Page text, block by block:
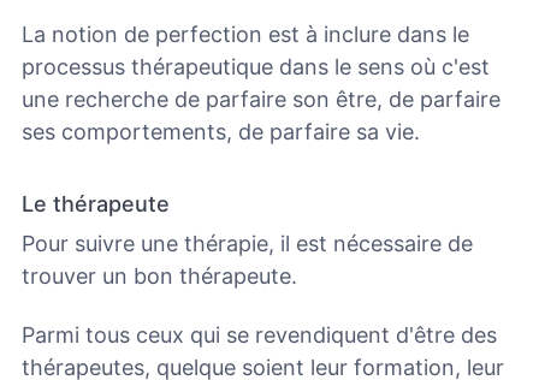
La notion de perfection est à inclure dans le
processus thérapeutique dans le sens où c'est
une recherche de parfaire son être, de parfaire
ses comportements, de parfaire sa vie.
Le thérapeute
Pour suivre une thérapie, il est nécessaire de
trouver un bon thérapeute.
Parmi tous ceux qui se revendiquent d'être des
thérapeutes, quelque soient leur formation, leur